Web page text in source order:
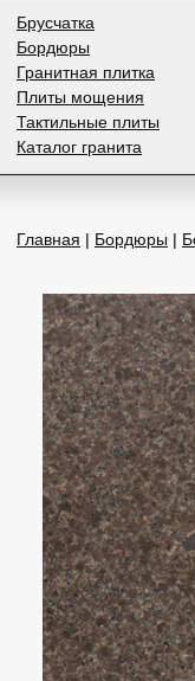
Брусчатка
Бордюры
Гранитная плитка
Плиты мощения
Тактильные плиты
Каталог гранита
Главная | Бордюры |